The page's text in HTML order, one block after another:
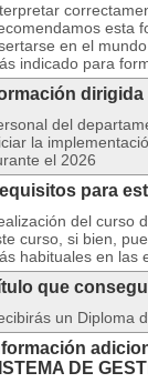
esta
en el
indicado para
dirigida
del
la
el 2026
para
del curso
curso, si bien,
habituales en las
que
un Diploma
DE